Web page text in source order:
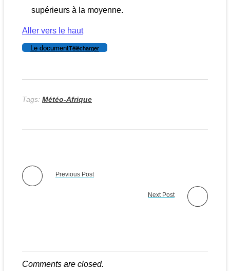
supérieurs à la moyenne.
Aller vers le haut
Le documentTélécharger
Tags: Météo-Afrique
Previous Post
Next Post
Comments are closed.